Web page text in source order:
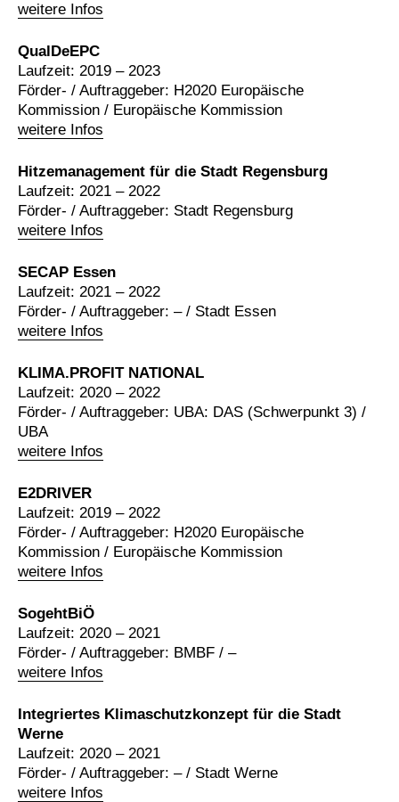
weitere Infos
QualDeEPC
weitere Infos
Laufzeit: 2019 – 2023
Förder- / Auftraggeber: H2020 Europäische
Kommission / Europäische Kommission
Hitzemanagement für die Stadt Regensburg
weitere Infos
Laufzeit: 2021 – 2022
Förder- / Auftraggeber: Stadt Regensburg
SECAP Essen
weitere Infos
Laufzeit: 2021 – 2022
Förder- / Auftraggeber: – / Stadt Essen
KLIMA.PROFIT NATIONAL
weitere Infos
Laufzeit: 2020 – 2022
Förder- / Auftraggeber: UBA: DAS (Schwerpunkt 3) /
UBA
E2DRIVER
weitere Infos
Laufzeit: 2019 – 2022
Förder- / Auftraggeber: H2020 Europäische
Kommission / Europäische Kommission
SogehtBiÖ
weitere Infos
Laufzeit: 2020 – 2021
Förder- / Auftraggeber: BMBF / –
Integriertes Klimaschutzkonzept für die Stadt
Werne
weitere Infos
Laufzeit: 2020 – 2021
Förder- / Auftraggeber: – / Stadt Werne